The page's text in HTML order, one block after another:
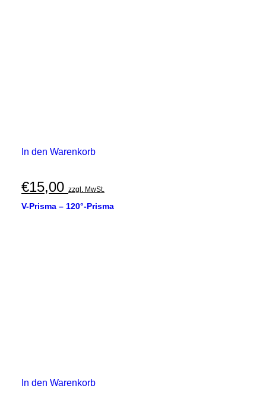
In den Warenkorb
€15,00 zzgl. MwSt.
V-Prisma – 120°-Prisma
In den Warenkorb